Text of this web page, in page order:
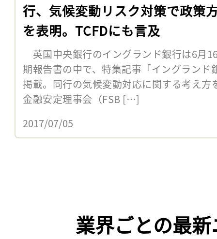
行、気候変動リスク対策で政策
を表明。TCFDにも言及
英国中央銀行のイングランド銀行は6月
期報告書の中で、特集記事「イングランド
掲載。同行の気候変動対応に関する考え方
金融安定理事会（FSB […]
2017/07/05
業界ごとの最